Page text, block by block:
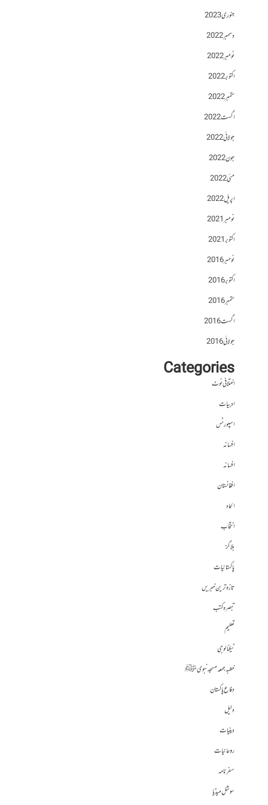
جنوری 2023
دسمبر 2022
نومبر 2022
اکتوبر 2022
ستمبر 2022
اگست 2022
جولائی 2022
جون 2022
مئی 2022
اپریل 2022
نومبر 2021
اکتوبر 2021
نومبر 2016
اکتوبر 2016
ستمبر 2016
اگست 2016
جولائی 2016
Categories
اختلافی نوٹ
ادبیات
اسپورٹس
افسانہ
افسانہ
افغانستان
الحاد
انتخاب
بلاگز
پاکستانیات
تازہ ترین خبریں
تبصرہ کتب
تعلیم
ٹیکنالوجی
خطبہ جمعہ مسجد نبوی ﷺ
دفاع پاکستان
دلیل
دینیات
روحانیات
سفرنامہ
سوشل میڈیا